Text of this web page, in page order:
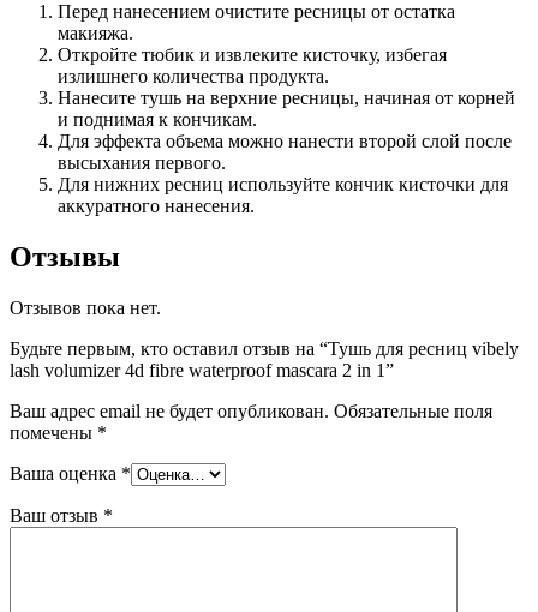
Перед нанесением очистите ресницы от остатка
макияжа.
Откройте тюбик и извлеките кисточку, избегая
излишнего количества продукта.
Нанесите тушь на верхние ресницы, начиная от корней
и поднимая к кончикам.
Для эффекта объема можно нанести второй слой после
высыхания первого.
Для нижних ресниц используйте кончик кисточки для
аккуратного нанесения.
Отзывы
Отзывов пока нет.
Будьте первым, кто оставил отзыв на “Тушь для ресниц vibely
lash volumizer 4d fibre waterproof mascara 2 in 1”
Ваш адрес email не будет опубликован. Обязательные поля
помечены *
Ваша оценка *
Ваш отзыв *